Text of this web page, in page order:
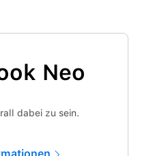
Neo
dabei zu sein.